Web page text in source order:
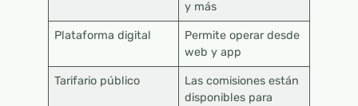
y más
Plataforma digital
Permite operar desde
web y app
Tarifario público
Las comisiones están
disponibles para